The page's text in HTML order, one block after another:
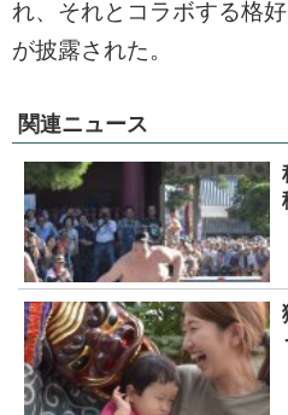
れ、それとコラボする格
が披露された。
関連ニュース